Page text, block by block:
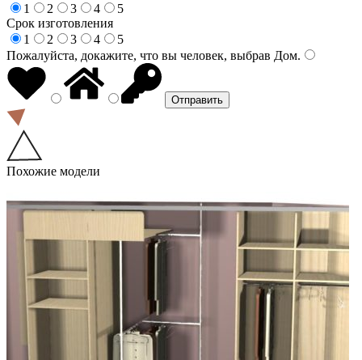
1
2 3 4
5
Срок изготовления
1
2 3 4
5
Пожалуйста, докажите, что вы человек, выбрав Дом.
Похожие модели